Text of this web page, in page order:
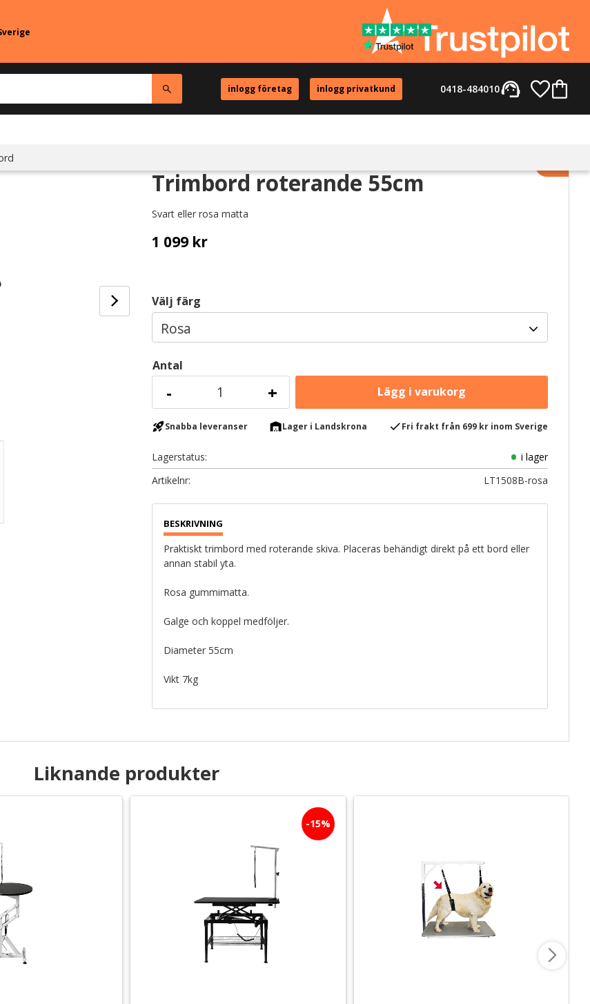
inlogg företag inlogg privatkund support_agent
0418-484010
Trimbord roterande 55cm
Svart eller rosa matta
1 099kr
Välj färg
Antal
+
-
Lägg
rocket_launchSnabba leveranser warehouseLager i Landskrona checkFri frakt från 699 kr inom Sverige
Lagerstatus
i lager
Artikelnr
LT1508B-rosa
Praktiskt trimbord med roterande skiva. Placeras behändigt direkt på ett bord eller
annan stabil yta.
Rosa gummimatta.
Galge och koppel medföljer.
Diameter 55cm
Vikt 7kg
Liknande produkter
15%